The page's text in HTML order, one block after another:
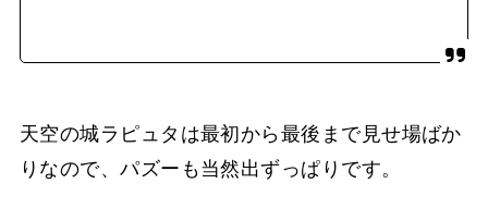
天空の城ラピュタは最初から最後まで見せ場ばか
りなので、パズーも当然出ずっぱりです。